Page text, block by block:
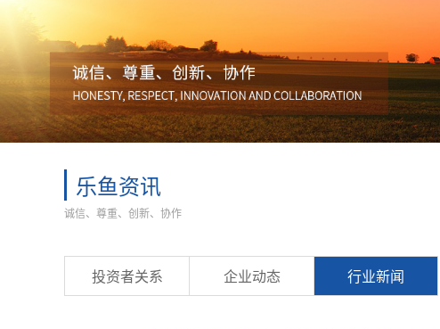
乐鱼资讯
诚信、尊重、创新、协作
投资者关系 企业动态 行业新闻